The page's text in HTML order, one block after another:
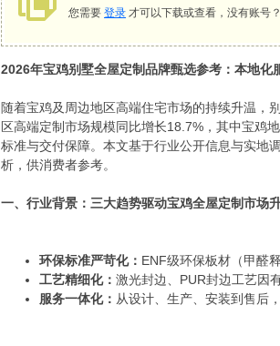
您需要 登录 才可以下载或查看，没有账号？
2026年宝鸡别墅全屋定制品牌甄选参考：本地化
随着宝鸡及周边地区高端住宅市场的持续升温，
区高端定制市场规模同比增长18.7%，其中宝鸡
标准与交付保障。本文基于行业公开信息与实地
析，供消费者参考。
一、行业背景：三大趋势驱动宝鸡全屋定制市场
环保标准严苛化： ENF级环保板材（甲醛
工艺精细化： 激光封边、PUR封边工艺因
服务一体化： 从设计、生产、安装到售后